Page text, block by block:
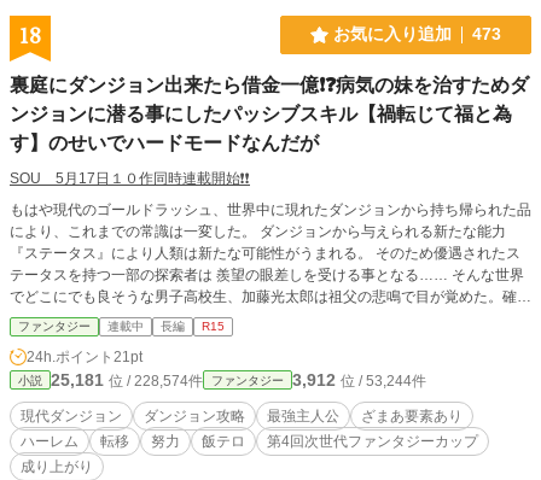
18 お気に入り追加 473
裏庭にダンジョン出来たら借金一億❗❓病気の妹を治すためダ
ンジョンに潜る事にしたパッシブスキル【禍転じて福と為
す】のせいでハードモードなんだが
SOU 5月17日１０作同時連載開始❗❗
もはや現代のゴールドラッシュ、世界中に現れたダンジョンから持ち帰られた品
により、これまでの常識は一変した。 ダンジョンから与えられる新たな能力
『ステータス』により人類は新たな可能性がうまれる。 そのため優遇されたス
テータスを持つ一部の探索者は 羨望の眼差しを受ける事となる…… そんな世界
でどこにでも良そうな男子高校生、加藤光太郎は祖父の悲鳴で目が覚めた。確認
すると裏庭にダンジョンが出現していた。 光太郎は、ダンジョンに入る事を猛
反対されるが、病気の妹を癒す薬を取りにいくため、探索者となる事を決意す
る。 しかし、光太郎が手にしたスキルは、常時発動型のデメリット付きのスキ
ル【禍転じて福と為す】だった。 効果は、全てのモンスターが強化され、障碍
と呼ばれるボスモンスターが出現する代わりに、ドロップアイテムや経験値が向
上し、『ステータス』の上限を突破させ、追加『ステータス』幸運を表示すると
いうものだった。 「ソロ冒険者確定かよ❗❓」 果たして光太郎は、一人だけヘル
モードなダンジョンを生き抜いて妹の病を癒す薬を手に入れられるのか！？
ファンタジー 連載中 長編 R15
24h.ポイント 21pt
小説 25,181 位 / 228,574件 ファンタジー 3,912 位 / 53,244件
現代ダンジョン ダンジョン攻略 最強主人公
ざまあ要素あり
ハーレム
転移 努力 飯テロ
第4回次世代ファンタジーカップ
成り上がり